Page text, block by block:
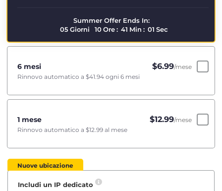
Summer Offer Ends In:
05 Giorni 10 Ore : 41 Min : 01 Sec
6 mesi $6.99/mese
Rinnovo automatico a $41.94 ogni 6 mesi
1 mese $12.99/mese
Rinnovo automatico a $12.99 al mese
Nuove ubicazione
Includi un IP dedicato